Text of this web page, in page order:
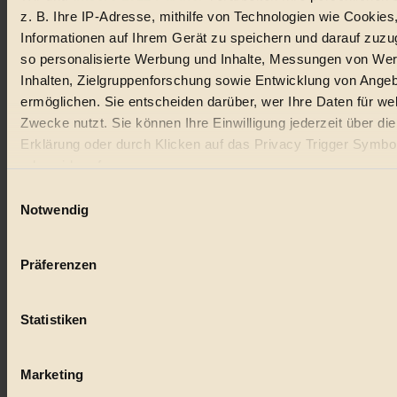
z. B. Ihre IP-Adresse, mithilfe von Technologien wie
Informationen auf Ihrem Gerät zu speichern und darauf
so personalisierte Werbung und Inhalte, Messungen von
Inhalten, Zielgruppenforschung sowie Entwicklung von
ermöglichen. Sie entscheiden darüber, wer Ihre Daten für
Zwecke nutzt. Sie können Ihre Einwilligung jederzeit über
Erklärung oder durch Klicken auf das Privacy Trigger
oder widerrufen
Wenn Sie es erlauben, würden wir auch gerne:
Ihr Gerät durch aktives Scannen nach bestimmten
Erfahren Sie mehr darüber, wie Ihre persönlichen Daten
Notwendig
Präferenzen
Statistiken
Marketing
Natur
kinderbuch
nachhaltig